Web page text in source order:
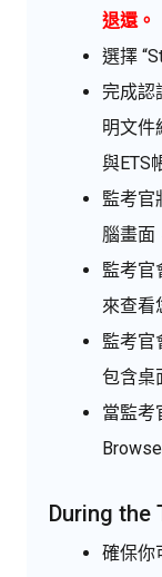
退還。
選擇
完成認
明文件
與ETS
監考官
腦畫面
監考官
來查看
監考官
包含桌
當監考
During the
確保你